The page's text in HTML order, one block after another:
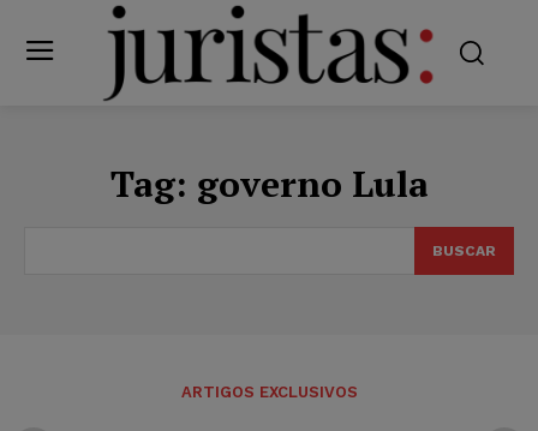
Tag: governo Lula
BUSCAR
ARTIGOS EXCLUSIVOS